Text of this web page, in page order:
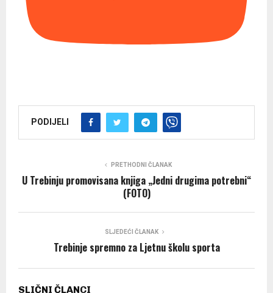
PODIJELI
PRETHODNI ČLANAK
U Trebinju promovisana knjiga „Јedni drugima potrebni“
(FOTO)
SLJEDEĆI ČLANAK
Trebinje spremno za Ljetnu školu sporta
SLIČNI ČLANCI